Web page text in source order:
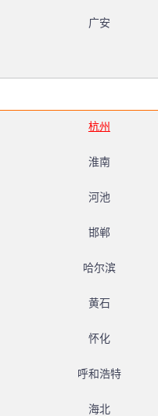
广安
杭州
淮南
河池
邯郸
哈尔滨
黄石
怀化
呼和浩特
海北